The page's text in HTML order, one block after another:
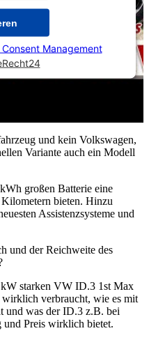
Management
und kein Volkswagen,
Variante auch ein Modell
großen Batterie eine
bieten. Hinzu
Assistenzsysteme und
und der Reichweite des
starken VW ID.3 1st Max
verbraucht, wie es mit
und was der ID.3 z.B. bei
Preis wirklich bietet.